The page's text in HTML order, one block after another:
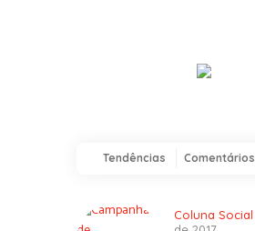
Tendências Comentários
Coluna Social